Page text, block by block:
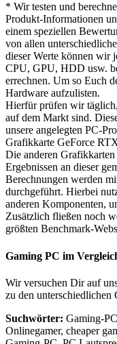
* Wir testen und
Produkt-Informationen
einem speziellen
von allen
dieser Werte können wir
CPU, GPU, HDD usw.
errechnen. Um so Euch
Hardware aufzulisten.
Hierfür prüfen wir
auf dem Markt sind.
unsere angelegten PC-
Grafikkarte GeForce
Die anderen
Ergebnissen an dieser
Berechnungen werden
durchgeführt. Hierbei
anderen Komponenten,
Zusätzlich fließen noch
größten Benchmark-
Gaming PC im
Wir versuchen Dir auf
zu den unterschiedlichen
Suchwörter: Gaming-
Onlinegamer, cheaper